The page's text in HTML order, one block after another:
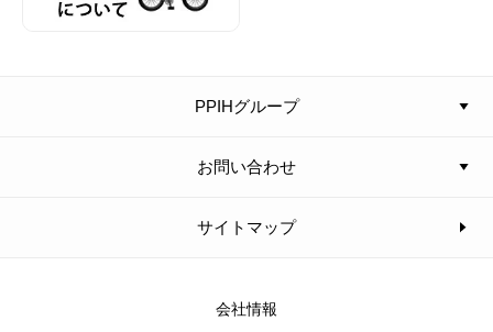
PPIHグループ
お問い合わせ
サイトマップ
会社情報